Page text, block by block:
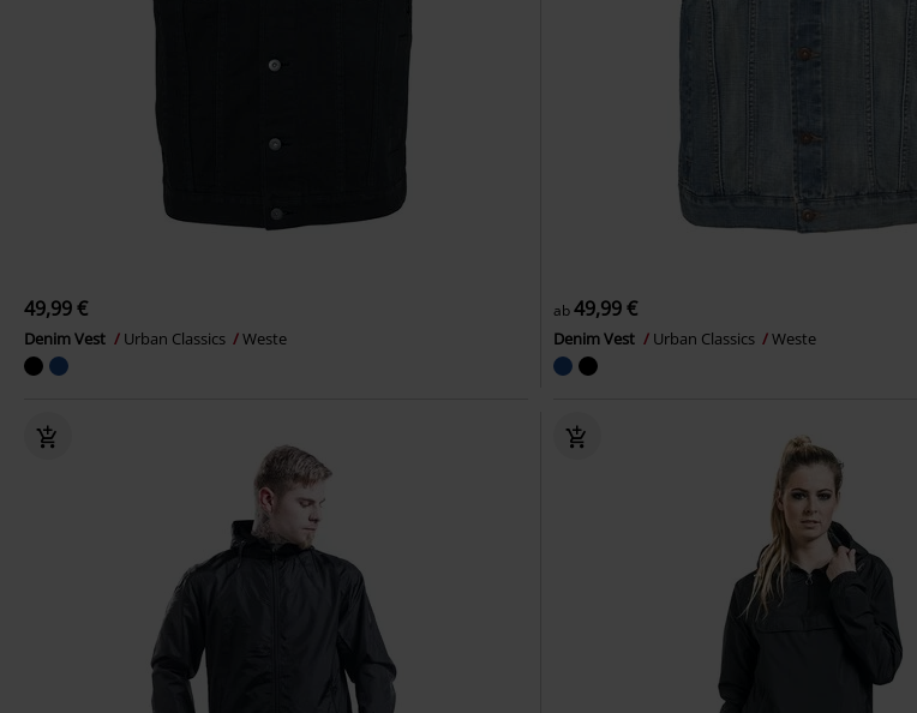
49,99 €
Denim Vest Urban Classics Weste
ab49,99 €
Denim Vest Urban Classics Weste